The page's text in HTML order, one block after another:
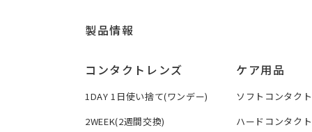
製品情報
コンタクトレンズ
1DAY 1日使い捨て(ワンデー)
2WEEK(2週間交換)
ケア用品
ソフトコンタク
ハードコンタク